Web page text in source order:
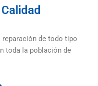
de todo tipo
toda la población de